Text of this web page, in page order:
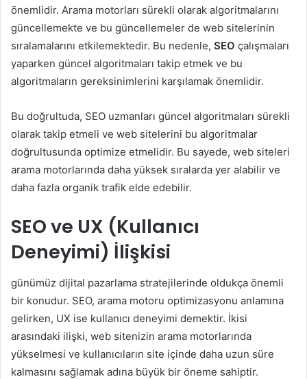
önemlidir. Arama motorları sürekli olarak algoritmalarını
güncellemekte ve bu güncellemeler de web sitelerinin
sıralamalarını etkilemektedir. Bu nedenle, SEO çalışmaları
yaparken güncel algoritmaları takip etmek ve bu
algoritmaların gereksinimlerini karşılamak önemlidir.
Bu doğrultuda, SEO uzmanları güncel algoritmaları sürekli
olarak takip etmeli ve web sitelerini bu algoritmalar
doğrultusunda optimize etmelidir. Bu sayede, web siteleri
arama motorlarında daha yüksek sıralarda yer alabilir ve
daha fazla organik trafik elde edebilir.
SEO ve UX (Kullanıcı
Deneyimi) İlişkisi
günümüz dijital pazarlama stratejilerinde oldukça önemli
bir konudur. SEO, arama motoru optimizasyonu anlamına
gelirken, UX ise kullanıcı deneyimi demektir. İkisi
arasındaki ilişki, web sitenizin arama motorlarında
yükselmesi ve kullanıcıların site içinde daha uzun süre
kalmasını sağlamak adına büyük bir öneme sahiptir.